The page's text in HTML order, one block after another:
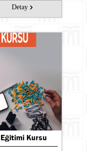
Detay
Kursu